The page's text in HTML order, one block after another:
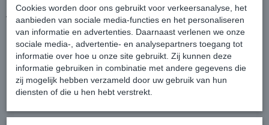
De voet is geheel gevoerd met een speciaal membraan welke
voorkomt dat water in de laars komt.
Kleur: Bruin
Pasvorm: valt wat ruimer
Cookies worden door ons gebruikt voor verkeersanalyse, het
aanbieden van sociale media-functies en het personaliseren
van informatie en advertenties. Daarnaast verlenen we onze
sociale media-, advertentie- en analysepartners toegang tot
informatie over hoe u onze site gebruikt. Zij kunnen deze
informatie gebruiken in combinatie met andere gegevens die
zij mogelijk hebben verzameld door uw gebruik van hun
diensten of die u hen hebt verstrekt.